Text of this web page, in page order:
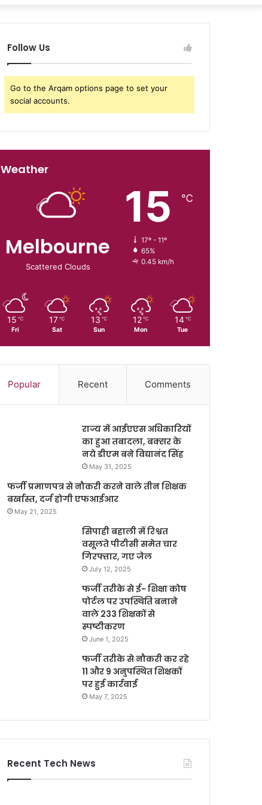
Follow Us
Go to the Arqam options page to set your
social accounts.
Weather
Melbourne
Scattered Clouds
15 ℃
17º - 11º
65%
0.45 km/h
15 ℃
Fri
17 ℃
Sat
13 ℃
Sun
12 ℃
Mon
14 ℃
Tue
Popular Recent Comments
राज्य में आईएएस अधिकारियों
का हुआ तबादला, बक्सर के
नये डीएम बने विद्यानंद सिंह
May 31, 2025
फर्जी प्रमाणपत्र से नौकरी करने वाले तीन शिक्षक
बर्खास्त, दर्ज होगी एफआईआर
May 21, 2025
सिपाही बहाली में रिश्वत
वसूलते पीटीसी समेत चार
गिरफ्तार, गए जेल
July 12, 2025
फर्जी तरीके से ई- शिक्षा कोष
पोर्टल पर उपस्थिति बनाने
वाले 233 शिक्षकों से
स्पष्टीकरण
June 1, 2025
फर्जी तरीके से नौकरी कर रहे
11 और 9 अनुपस्थित शिक्षकों
पर हुई कार्रवाई
May 7, 2025
Recent Tech News